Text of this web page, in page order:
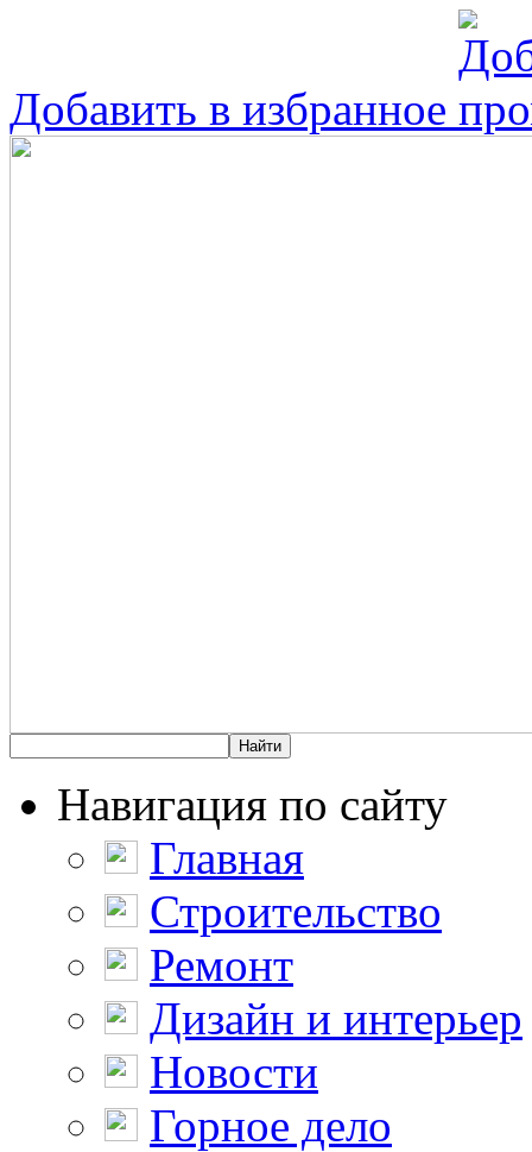
Добавить в избранное
Навигация по сайту
Главная
Строительство
Ремонт
Дизайн и интерьер
Новости
Горное дело